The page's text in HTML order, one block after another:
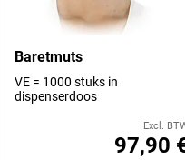
Baretmuts
VE = 1000 stuks in
dispenserdoos
Excl.
97,90